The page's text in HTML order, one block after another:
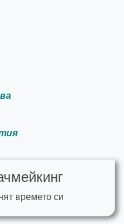
времето си